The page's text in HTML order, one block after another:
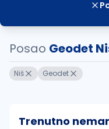
Posao Geodet
Niš Geodet
Trenutno